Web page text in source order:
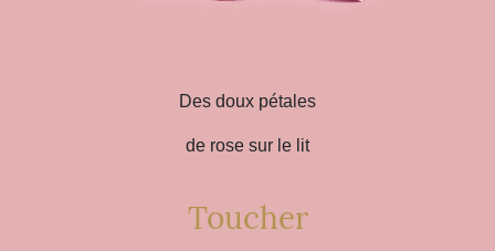
Des doux pétales
de rose sur le lit
Toucher